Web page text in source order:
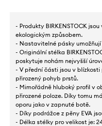
- Produkty BIRKENSTOCK
ekologickým způsobem.
- Nastavitelné pásky
- Originální stélka
poskytuje nohám nejvyšší
- V přední části jsou v
přirozený pohyb prstů.
- Mimořádně hluboký profil v
přirozené poloze. Díky tomu
oporu jako v zapnuté botě.
- Díky podrážce z pěny EVA
- Délka stélky pro velikost je: